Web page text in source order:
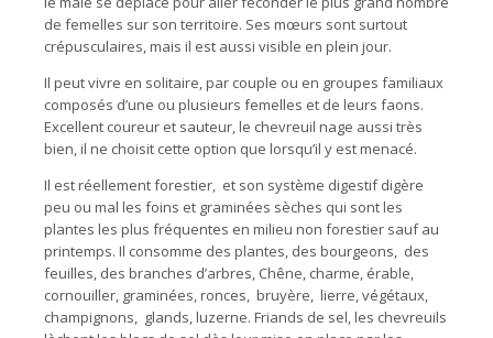
de femelles sur son territoire. Ses mœurs sont surtout
crépusculaires, mais il est aussi visible en plein jour.
Il peut vivre en solitaire, par couple ou en groupes familiaux
composés d’une ou plusieurs femelles et de leurs faons.
Excellent coureur et sauteur, le chevreuil nage aussi très
bien, il ne choisit cette option que lorsqu’il y est menacé.
Il est réellement forestier, et son système digestif digère
peu ou mal les foins et graminées sèches qui sont les
plantes les plus fréquentes en milieu non forestier sauf au
printemps. Il consomme des plantes, des bourgeons, des
feuilles, des branches d’arbres, Chêne, charme, érable,
cornouiller, graminées, ronces, bruyère, lierre, végétaux,
champignons, glands, luzerne. Friands de sel, les chevreuils